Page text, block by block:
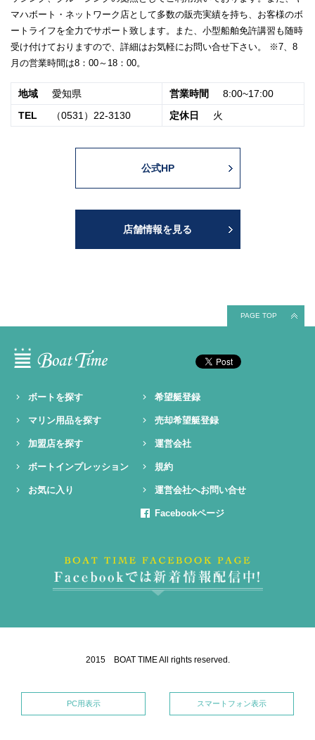
マハボート・ネットワーク店として多数の販売実績を持ち、お客様のボ
ートライフを全力でサポート致します。また、小型船舶免許講習も随時
受け付けておりますので、詳細はお気軽にお問い合せ下さい。 ※7、8
月の営業時間は8：00～18：00。
地域 愛知県 営業時間
8:00~17:00
TEL
（0531）22-3130 定休日 火
公式HP
店舗情報を見る
PAGE TOP
ボートを探す
マリン用品を探す
加盟店を探す
ボートインプレッション
お気に入り
希望艇登録
売却希望艇登録
運営会社
規約
運営会社へお問い合せ
Facebookページ
2015 BOAT TIME All rights reserved.
PC用表示 スマートフォン表示